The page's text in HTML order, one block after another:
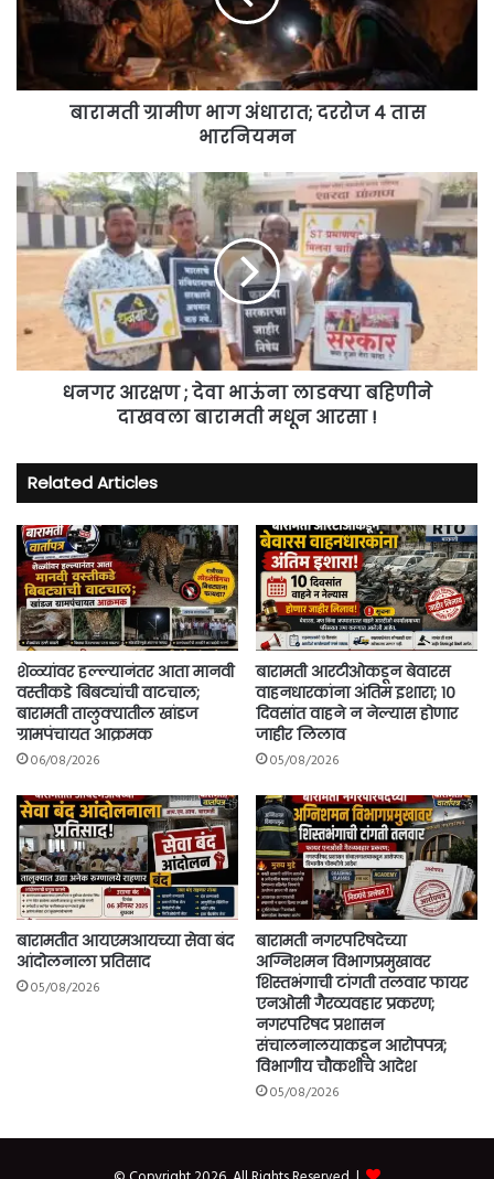
तास
भारनियमन
बारामती ग्रामीण भाग अंधारात; दररोज ४ तास
भारनियमन
धनगर
आरक्षण
देवा
लाडक्या
बारामती
धनगर आरक्षण ; देवा भाऊंना लाडक्या बहिणीने
दाखवला बारामती मधून आरसा !
Related Articles
शेळ्यांवर हल्ल्यानंतर आता मानवी
वस्तीकडे बिबट्यांची वाटचाल;
बारामती तालुक्यातील खांडज
ग्रामपंचायत आक्रमक
06/08/2026
बारामती आरटीओकडून बेवारस
वाहनधारकांना अंतिम इशारा; १०
दिवसांत वाहने न नेल्यास होणार
जाहीर लिलाव
05/08/2026
बारामतीत आयएमआयच्या सेवा बंद
आंदोलनाला प्रतिसाद
05/08/2026
बारामती नगरपरिषदेच्या
अग्निशमन विभागप्रमुखावर
शिस्तभंगाची टांगती तलवार फायर
एनओसी गैरव्यवहार प्रकरण;
नगरपरिषद प्रशासन
संचालनालयाकडून आरोपपत्र;
विभागीय चौकशीचे आदेश
05/08/2026